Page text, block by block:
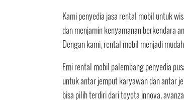
Kami penyedia jasa rental mobil untuk
dan menjamin kenyamanan berkendara
Dengan kami, rental mobil menjadi
Emi rental mobil palembang penyedia
untuk antar jemput karyawan dan antar
bisa pilih terdiri dari toyota innova,